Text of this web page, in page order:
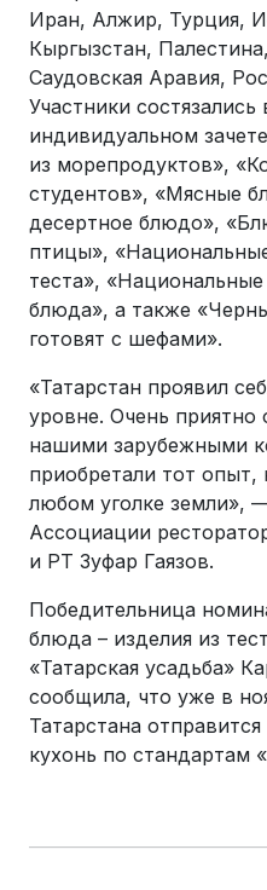
Иран, Алжир, Турция,
Кыргызстан,
Саудовская Аравия,
Участники
индивидуальном
из морепродуктов»,
студентов», «Мясные
десертное блюдо»,
птицы»,
теста»,
блюда», а также
готовят с шефами».
«Татарстан проявил
уровне. Очень приятно
нашими зарубежными
приобретали тот опыт,
любом уголке земли»,
Ассоциации
и РТ Зуфар Гаязов.
Победительница
блюда – изделия из
«Татарская усадьба»
сообщила, что уже в
Татарстана
кухонь по стандартам